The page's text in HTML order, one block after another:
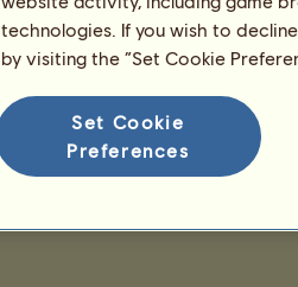
technologies. If you wish to
by visiting the “Set Cookie
Set Cookie
Preferences